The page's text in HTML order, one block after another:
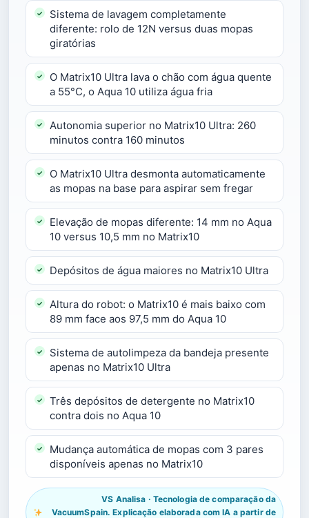
Sistema de lavagem completamente
diferente: rolo de 12N versus duas mopas
giratórias
O Matrix10 Ultra lava o chão com água quente
a 55°C, o Aqua 10 utiliza água fria
Autonomia superior no Matrix10 Ultra: 260
minutos contra 160 minutos
O Matrix10 Ultra desmonta automaticamente
as mopas na base para aspirar sem fregar
Elevação de mopas diferente: 14 mm no Aqua
10 versus 10,5 mm no Matrix10
Depósitos de água maiores no Matrix10 Ultra
Altura do robot: o Matrix10 é mais baixo com
89 mm face aos 97,5 mm do Aqua 10
Sistema de autolimpeza da bandeja presente
apenas no Matrix10 Ultra
Três depósitos de detergente no Matrix10
contra dois no Aqua 10
Mudança automática de mopas com 3 pares
disponíveis apenas no Matrix10
VS Analisa · Tecnologia de comparação da
VacuumSpain. Explicação elaborada com IA a partir de